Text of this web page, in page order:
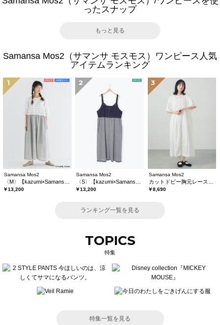
ったスナップ
もっと見る
Samansa Mos2（サマンサ モスモス）ワンピース人気
アイテムランキング
1
Samansa Mos2
￥13,200
2
Samansa Mos2
￥13,200
3
Samansa Mos2
￥8,690
ランキング一覧を見る
TOPICS
特集
特集一覧を見る